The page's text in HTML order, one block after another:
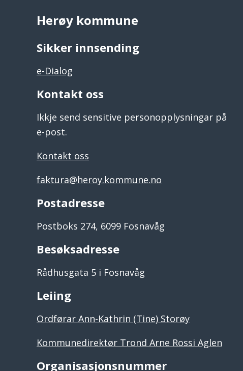
Herøy kommune
Sikker innsending
e-Dialog
Kontakt oss
Ikkje send sensitive personopplysningar på
e-post.
Kontakt oss
faktura@heroy.kommune.no
Postadresse
Postboks 274, 6099 Fosnavåg
Besøksadresse
Rådhusgata 5 i Fosnavåg
Leiing
Ordførar Ann-Kathrin (Tine) Storøy
Kommunedirektør Trond Arne Rossi Aglen
Organisasjonsnummer